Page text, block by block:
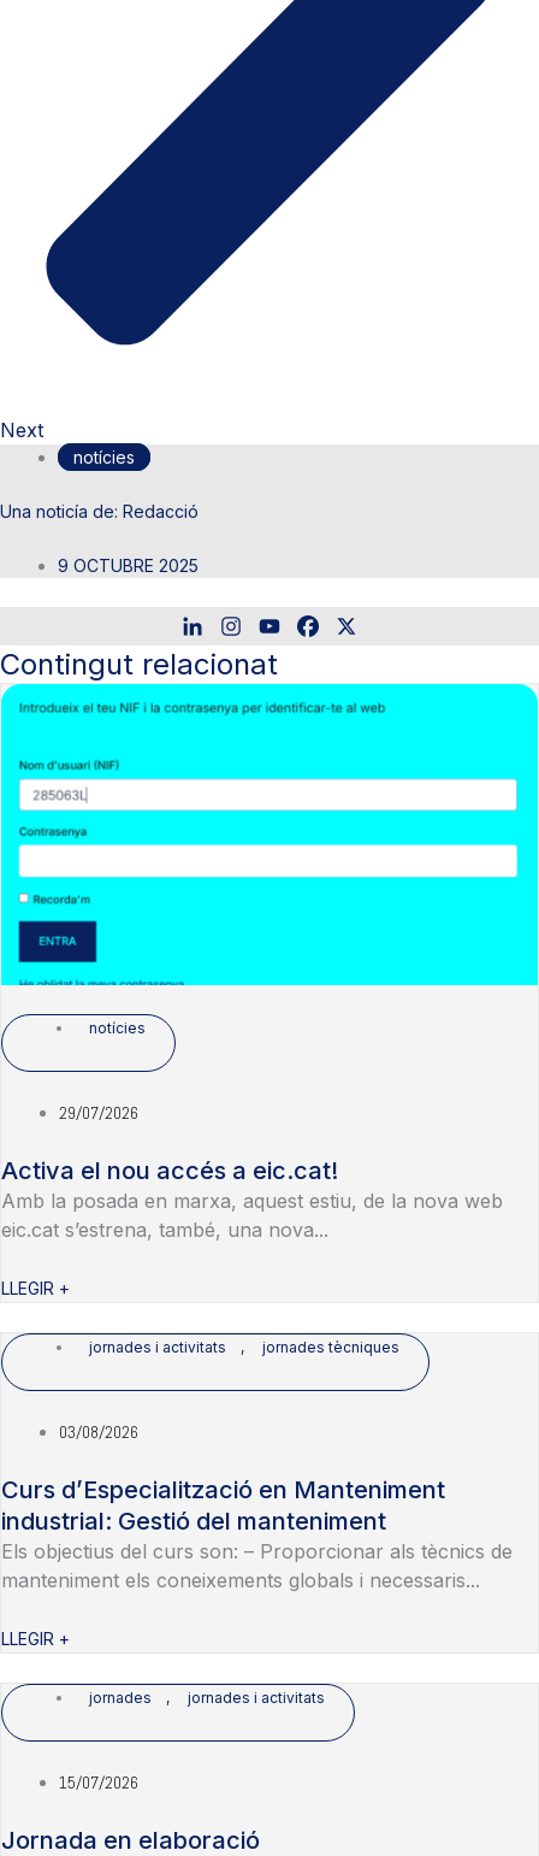
Next
notícies
Redacció
9 OCTUBRE 2025
Contingut relacionat
notícies
29/07/2026
Activa el nou accés a eic.cat!
Amb la posada en marxa, aquest estiu, de la nova web
eic.cat s’estrena, també, una nova...
LLEGIR +
jornades i activitats , jornades tècniques
03/08/2026
Curs d’Especialització en Manteniment
industrial: Gestió del manteniment
Els objectius del curs son: – Proporcionar als tècnics de
manteniment els coneixements globals i necessaris...
LLEGIR +
jornades , jornades i activitats
15/07/2026
Jornada en elaboració